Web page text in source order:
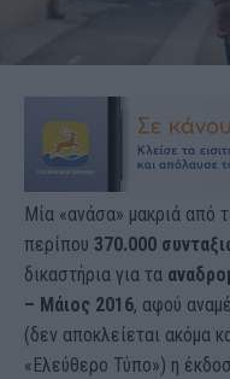
Μία «ανάσα» μακριά από
περίπου 370.000
δικαστήρια για τα
– Μάιος 2016, αφού
(δεν αποκλείεται ακόμα
«Ελεύθερο Τύπο») η